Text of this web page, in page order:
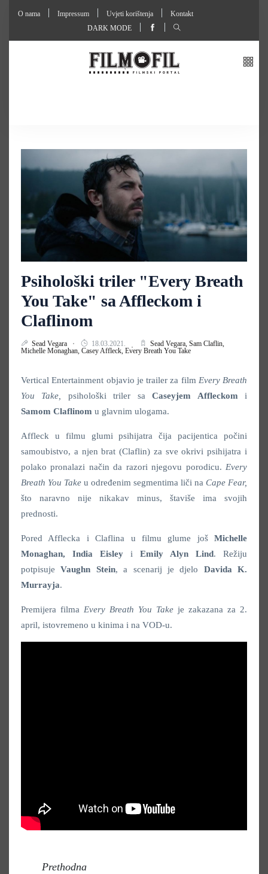
O nama Impressum Uvjeti korištenja
Kontakt
DARK MODE
Psihološki triler "Every Breath
You Take" sa Affleckom i
Claflinom
Sead Vegara 18.03.2021. Sead Vegara, Sam Claflin,
Michelle Monaghan, Casey Affleck, Every Breath You Take
Vertical Entertainment objavio je trailer za film Every Breath
You Take, psihološki triler saCaseyjem Affleckom i
Samom Claflinom u glavnim ulogama.
Affleck u filmu glumi psihijatra čija pacijentica počini
samoubistvo, a njen brat (Claflin) za sve okrivi psihijatra i
polako pronalazi način da razori njegovu porodicu. Every
Breath You Take u određenim segmentima liči na Cape Fear,
što naravno nije nikakav minus, štaviše ima svojih
prednosti.
Pored Afflecka i Claflina u filmu glume još Michelle
Monaghan, India Eisley i Emily Alyn Lind. Režiju
potpisujeVaughn Stein, a scenarij je djelo Davida K.
Murrayja.
Premijera filma Every Breath You Take je zakazana za 2.
april, istovremeno u kinima i na VOD-u.
Prethodna